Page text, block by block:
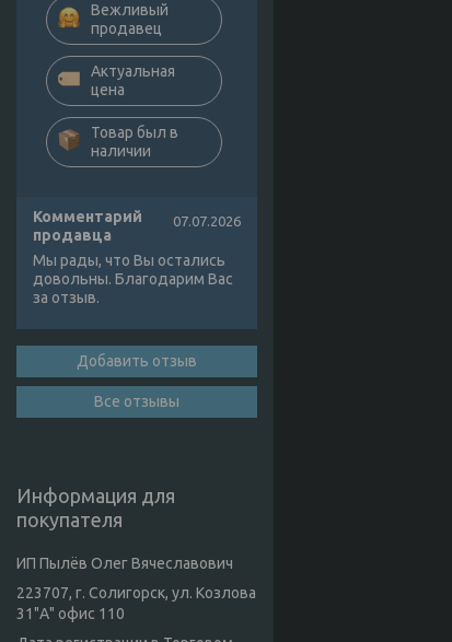
Вежливый
продавец
Актуальная
цена
Товар был в
наличии
Комментарий
продавца
07.07.2026
Мы рады, что Вы остались
довольны. Благодарим Вас
за отзыв.
Добавить отзыв
Все отзывы
Информация для
покупателя
ИП Пылёв Олег Вячеславович
223707, г. Солигорск, ул. Козлова
31"А" офис 110